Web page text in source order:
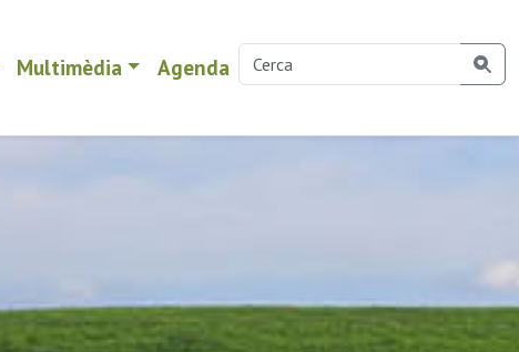
Multimèdia Agenda